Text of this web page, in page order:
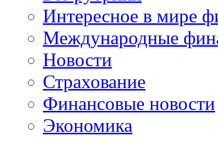
Интересное в мире
Международные
Новости
Страхование
Финансовые новости
Экономика